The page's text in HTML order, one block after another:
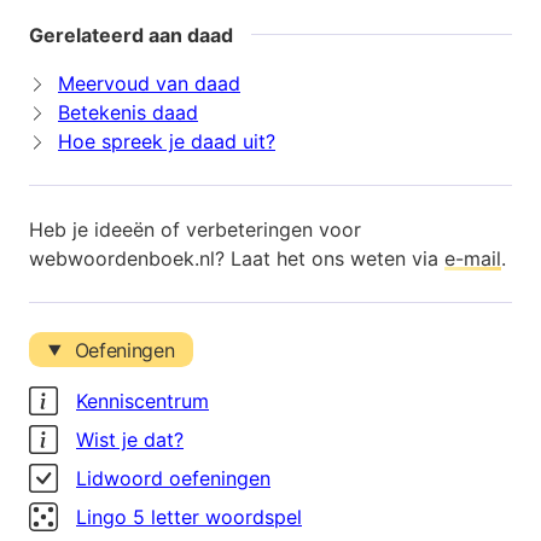
Gerelateerd aan daad
Meervoud van daad
Betekenis daad
Hoe spreek je daad uit?
Heb je ideeën of verbeteringen voor
webwoordenboek.nl? Laat het ons weten via e-mail.
Oefeningen
Kenniscentrum
Wist je dat?
Lidwoord oefeningen
Lingo 5 letter woordspel